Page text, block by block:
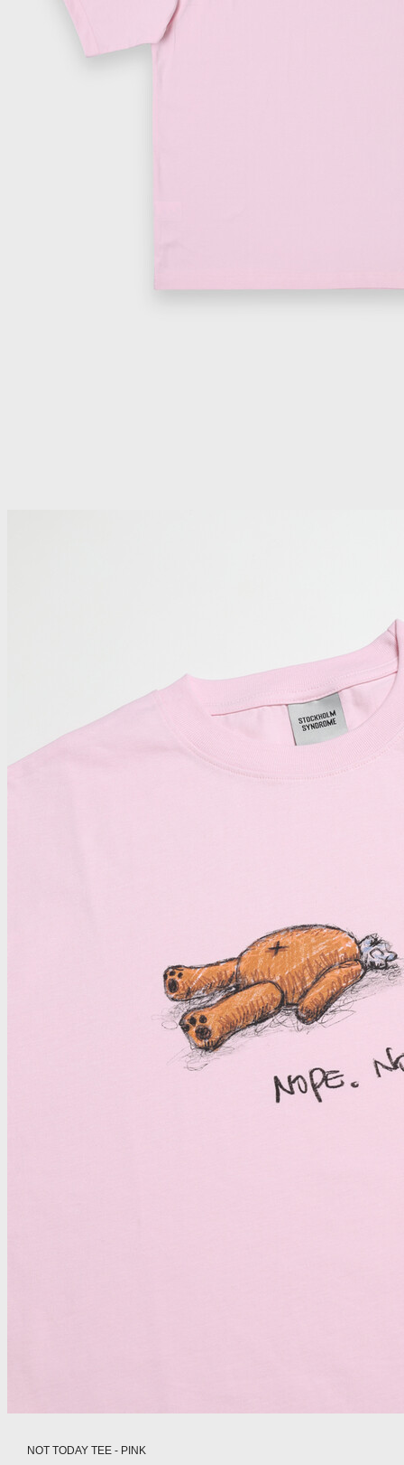
NOT TODAY TEE - PINK